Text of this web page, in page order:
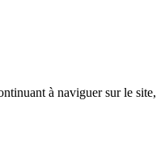
à naviguer sur le site,